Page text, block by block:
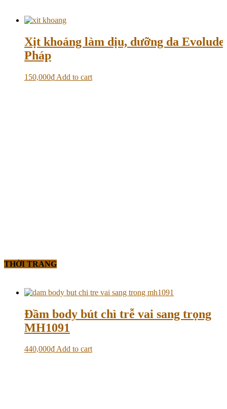
Xịt khoáng làm dịu, dưỡng da
Pháp
150,000₫ Add to cart
THỜI TRANG
Đầm body bút chì trễ vai sang trọng
MH1091
440,000₫Add to cart